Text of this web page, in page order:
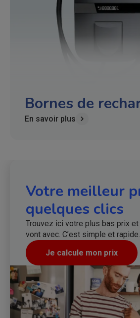
Bornes de
En savoir plus
Votre meilleur
quelques clics
Trouvez ici votre plus bas prix
vont avec. C’est simple et rapide.
Je calcule mon prix